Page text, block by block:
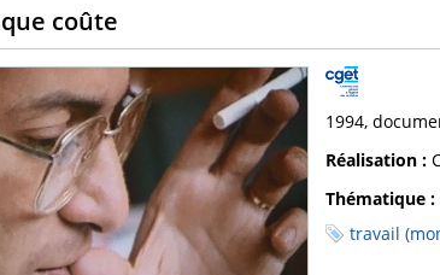
coûte
1994,
Réalisation :
Thématique :
travail